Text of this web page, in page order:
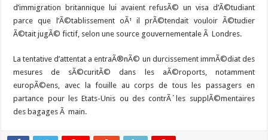
d’immigration britannique lui avaient refusÃ© un visa d’Ã©tudiant
parce que l’Ã©tablissement oÃ¹ il prÃ©tendait vouloir Ã©tudier
Ã©tait jugÃ© fictif, selon une source gouvernementale Ã Londres.
La tentative d’attentat a entraÃ®nÃ© un durcissement immÃ©diat des
mesures de sÃ©curitÃ© dans les aÃ©roports, notamment
europÃ©ens, avec la fouille au corps de tous les passagers en
partance pour les Etats-Unis ou des contrÃ´les supplÃ©mentaires
des bagages Ã main.